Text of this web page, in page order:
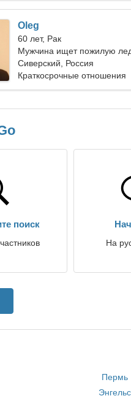
Oleg
60 лет, Рак
Мужчина ищет пожилую
Сиверский, Россия
Краткосрочные отношения
поиск
На
Пермь
Энгельс